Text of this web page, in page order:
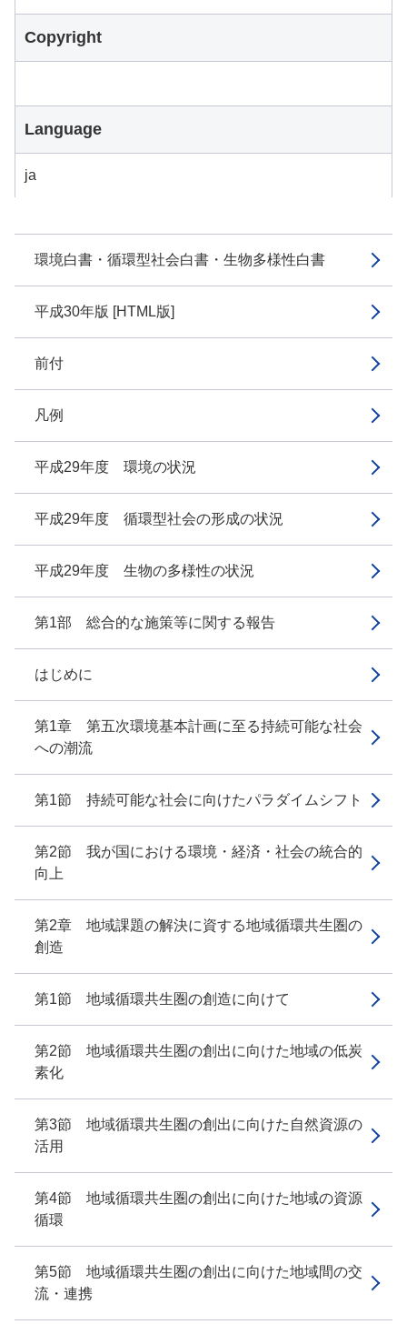
環境白書・循環型社会白書・生物多様性白書
平成30年版 [HTML版]
前付
凡例
平成29年度 環境の状況
平成29年度 循環型社会の形成の状況
平成29年度 生物の多様性の状況
第1部 総合的な施策等に関する報告
はじめに
第1章 第五次環境基本計画に至る持続可能な社会
への潮流
第1節 持続可能な社会に向けたパラダイムシフト
第2節 我が国における環境・経済・社会の統合的
向上
第2章 地域課題の解決に資する地域循環共生圏の
創造
第1節 地域循環共生圏の創造に向けて
第2節 地域循環共生圏の創出に向けた地域の低炭
素化
第3節 地域循環共生圏の創出に向けた自然資源の
活用
第4節 地域循環共生圏の創出に向けた地域の資源
循環
第5節 地域循環共生圏の創出に向けた地域間の交
流・連携
Copyright
Language
ja